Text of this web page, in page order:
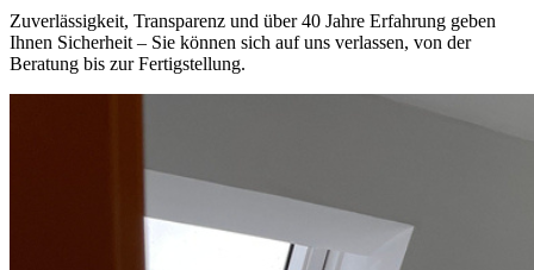
Zuverlässigkeit, Transparenz und über 40 Jahre Erfahrung geben
Ihnen Sicherheit – Sie können sich auf uns verlassen, von der
Beratung bis zur Fertigstellung.